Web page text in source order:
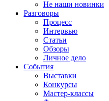
Не наши новинки
Разговоры
Процесс
Интервью
Статьи
Обзоры
Личное дело
События
Выставки
Конкурсы
Мастер-классы